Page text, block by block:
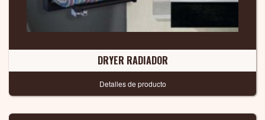
DRYER RADIADOR
Detalles de producto